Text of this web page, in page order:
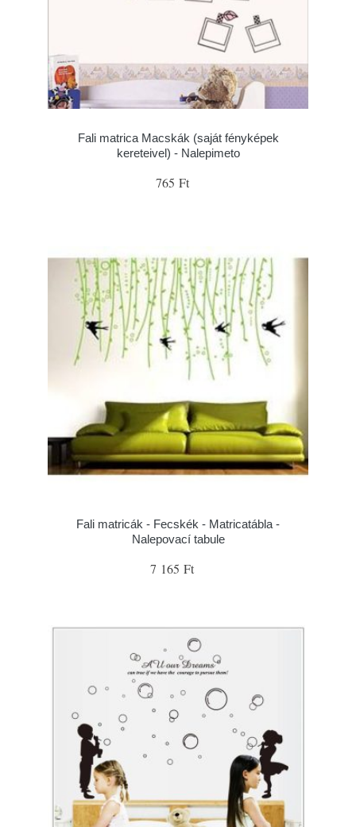
Fali matrica Macskák (saját fényképek
kereteivel) - Nalepimeto
765 Ft
Fali matricák - Fecskék - Matricatábla -
Nalepovací tabule
7 165 Ft